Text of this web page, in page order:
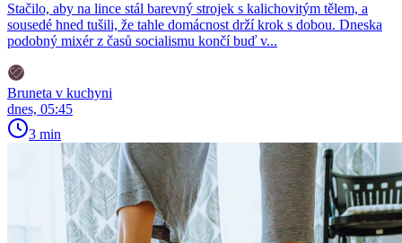
Stačilo, aby na lince stál barevný strojek s kalichovitým tělem, a
sousedé hned tušili, že tahle domácnost drží krok s dobou. Dneska
podobný mixér z časů socialismu končí buď v...
Bruneta v kuchyni
dnes, 05:45
3 min